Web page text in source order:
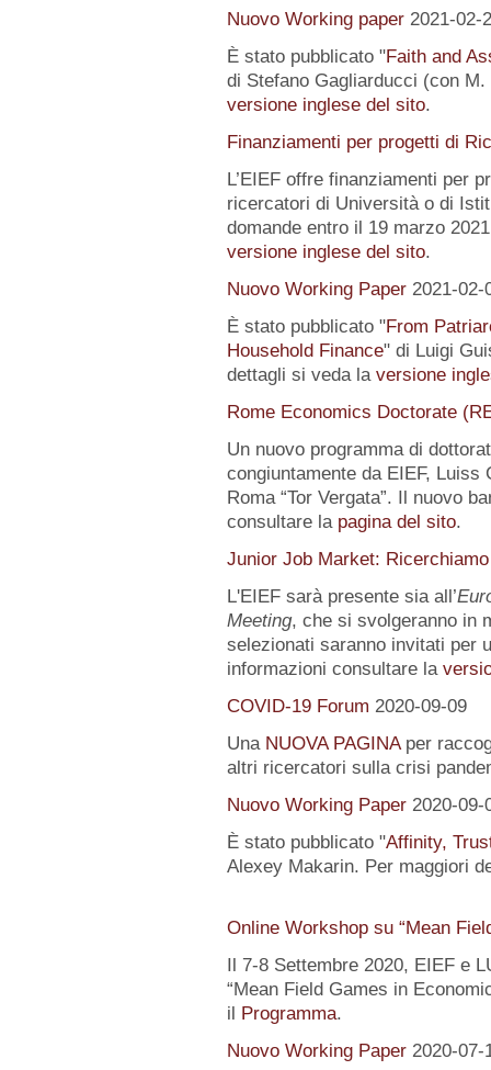
Nuovo Working paper 2021-02-
È stato pubblicato "Faith and
di Stefano Gagliarducci (con
versione inglese del sito.
Finanziamenti per progetti di
L’EIEF offre finanziamenti per
ricercatori di Università o di
domande entro il 19 marzo
versione inglese del sito.
Nuovo Working Paper 2021-02-
È stato pubblicato "From
Household Finance" di Luigi
dettagli si veda la versione
Rome Economics Doctorate
Un nuovo programma di
congiuntamente da EIEF, Luiss
Roma “Tor Vergata”. Il nuovo
consultare la pagina del sito.
Junior Job Market:
L'EIEF sarà presente sia all’
Meeting, che si svolgeranno in
selezionati saranno invitati per
informazioni consultare la
COVID-19 Forum 2020-09-09
Una NUOVA PAGINAper
altri ricercatori sulla crisi
Nuovo Working Paper 2020-09-
È stato pubblicato "Affinity,
Alexey Makarin. Per maggiori
Online Workshop su “Mean
Il 7-8 Settembre 2020, EIEF e
“Mean Field Games in
il Programma.
Nuovo Working Paper 2020-07-